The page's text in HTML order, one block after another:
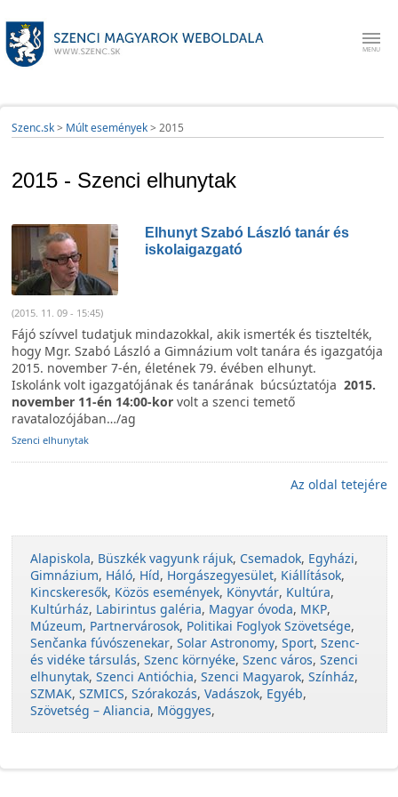
Szenc.sk> Múlt események> 2015
2015 - Szenci elhunytak
Elhunyt Szabó László tanár és
iskolaigazgató
(2015. 11. 09 - 15:45)
Fájó szívvel tudatjuk mindazokkal, akik ismerték és tisztelték,
hogy Mgr. Szabó László a Gimnázium volt tanára és igazgatója
2015. november 7-én, életének 79. évében elhunyt.
Iskolánk volt igazgatójának és tanárának búcsúztatója 2015.
november 11-én 14:00-kor volt a szenci temető
ravatalozójában…/ag
Szenci elhunytak
Az oldal tetejére
Alapiskola, Büszkék vagyunk rájuk, Csemadok, Egyházi,
Gimnázium, Háló, Híd, Horgászegyesület, Kiállítások,
Kincskeresők, Közös események, Könyvtár, Kultúra,
Kultúrház, Labirintus galéria, Magyar óvoda, MKP,
Múzeum, Partnervárosok, Politikai Foglyok Szövetsége,
Senčanka fúvószenekar, Solar Astronomy, Sport, Szenc-
és vidéke társulás, Szenc környéke, Szenc város, Szenci
elhunytak, Szenci Antióchia, Szenci Magyarok, Színház,
SZMAK, SZMICS, Szórakozás, Vadászok, Egyéb,
Szövetség – Aliancia, Möggyes,